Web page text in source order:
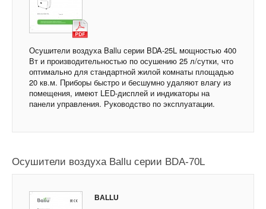
Осушители воздуха Ballu серии BDA-25L мощностью 400
Вт и производительностью по осушению 25 л/сутки, что
оптимально для стандартной жилой комнаты площадью
20 кв.м. Приборы быстро и бесшумно удаляют влагу из
помещения, имеют LED-дисплей и индикаторы на
панели управления. Руководство по эксплуатации.
Осушители воздуха Ballu серии BDA-70L
BALLU